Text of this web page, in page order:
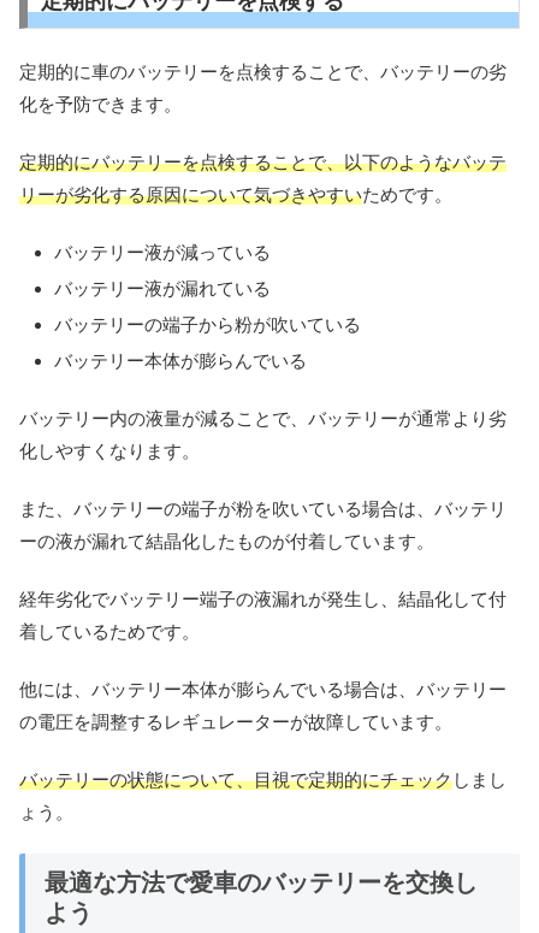
定期的に車のバッテリーを点検することで、バッテリーの劣
化を予防できます。
定期的にバッテリーを点検することで、以下のようなバッテ
リーが劣化する原因について気づきやすいためです。
バッテリー液が減っている
バッテリー液が漏れている
バッテリーの端子から粉が吹いている
バッテリー本体が膨らんでいる
バッテリー内の液量が減ることで、バッテリーが通常より劣
化しやすくなります。
また、バッテリーの端子が粉を吹いている場合は、バッテリ
ーの液が漏れて結晶化したものが付着しています。
経年劣化でバッテリー端子の液漏れが発生し、結晶化して付
着しているためです。
他には、バッテリー本体が膨らんでいる場合は、バッテリー
の電圧を調整するレギュレーターが故障しています。
バッテリーの状態について、目視で定期的にチェックしまし
ょう。
最適な方法で愛車のバッテリーを交換し
よう